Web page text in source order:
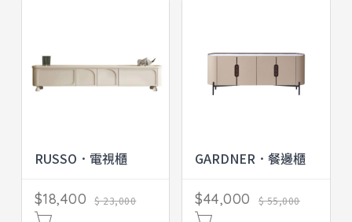
RUSSO．電視櫃
$18,400 $ 23,000
GARDNER．餐邊櫃
$44,000 $ 55,000